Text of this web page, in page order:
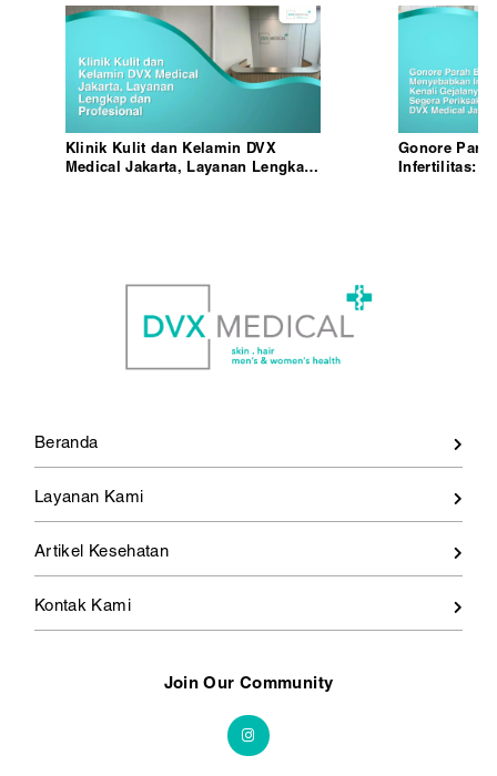
Klinik Kulit dan Kelamin DVX
Medical Jakarta, Layanan Lengkap
Gonore
Infertilitas:
Beranda
Layanan Kami
Artikel Kesehatan
Kontak Kami
Join Our Community